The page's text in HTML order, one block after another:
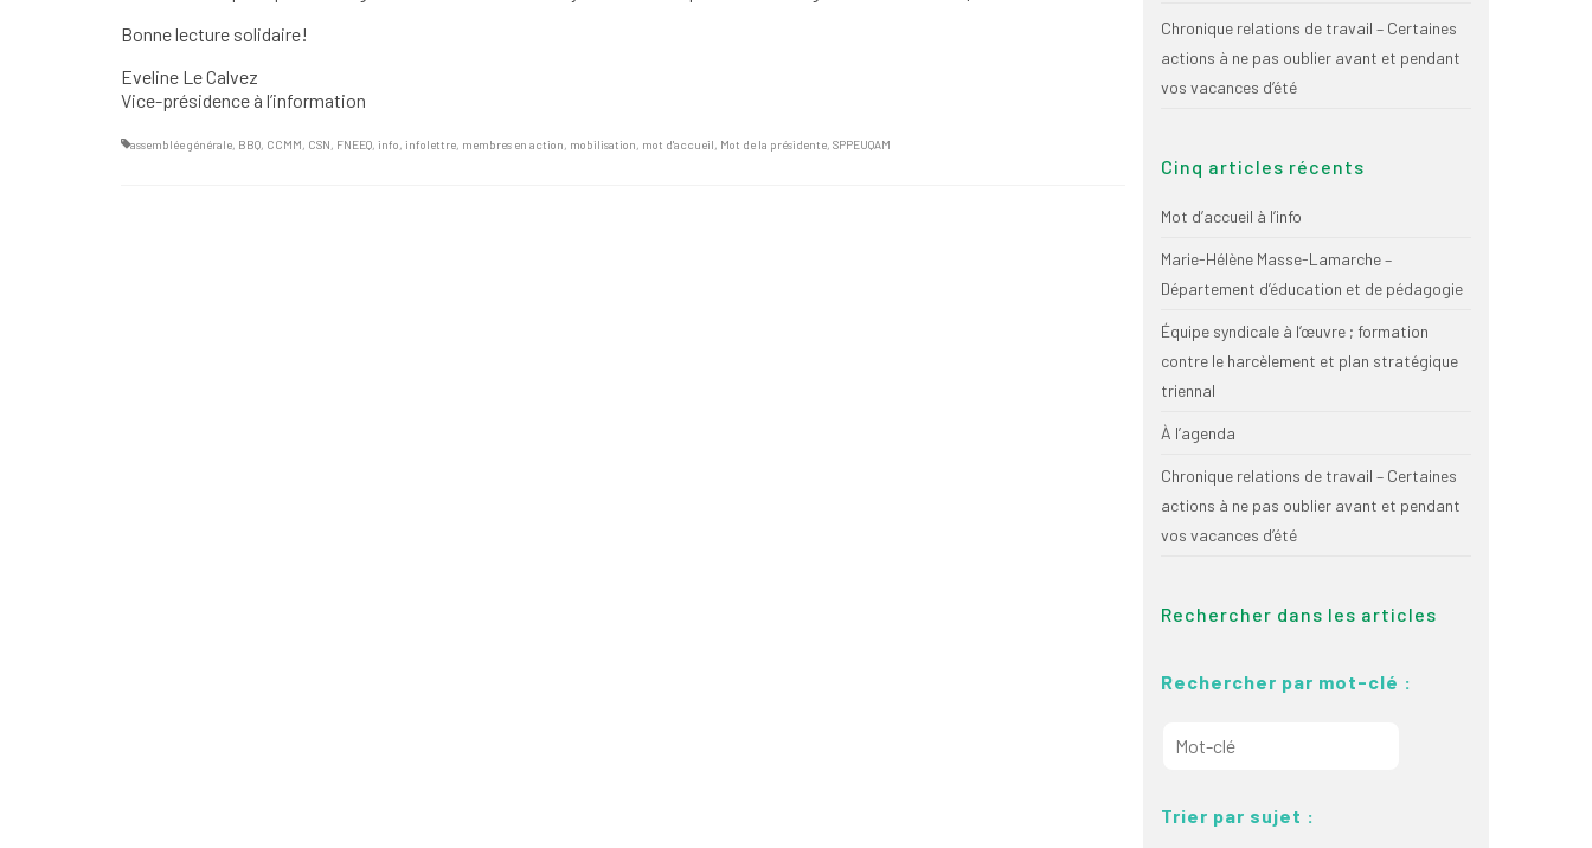
Bonne lecture solidaire!
Eveline Le Calvez
Vice-présidence à l’information
assemblée générale, BBQ, CCMM, CSN, FNEEQ, info, infolettre, membres en action, mobilisation, mot d'accueil, Mot de la présidente, SPPEUQAM
Chronique relations de travail – Certaines
actions à ne pas oublier avant et pendant
vos vacances d’été
Cinq articles récents
Mot d’accueil à l’info
Marie-Hélène Masse-Lamarche –
Département d’éducation et de pédagogie
Équipe syndicale à l’œuvre ; formation
contre le harcèlement et plan stratégique
triennal
À l’agenda
Chronique relations de travail – Certaines
actions à ne pas oublier avant et pendant
vos vacances d’été
Rechercher dans les articles
Rechercher par mot-clé :
Trier par sujet :